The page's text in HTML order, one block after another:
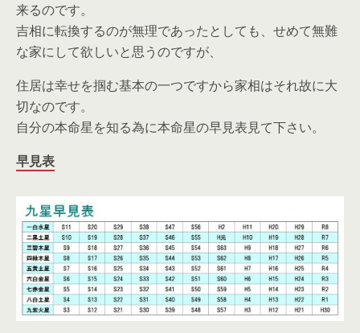
来るのです。
吉相に転換するのが無理であったとしても、せめて無難
な家にして欲しいと思うのですが、
住居は幸せを掴む基本の一つですから家相はそれ故に大
切なのです。
自分の本命星を知る為に本命星の早見表見て下さい。
早見表